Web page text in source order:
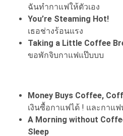
ฉันทำกาแฟให้ตัวเอง
You’re Steaming Hot!
เธอช่างร้อนแรง
Taking a Little Coffee
ขอพักจิบกาแฟแป๊บบบ
Money Buys Coffee,
เงินซื้อกาแฟได้ ! และกาแ
A Morning without
Sleep